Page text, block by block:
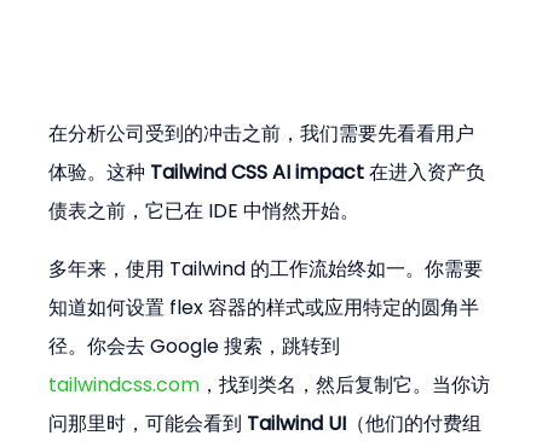
在分析公司受到的冲击之前，我们需要先看看用户
体验。这种 Tailwind CSS AI impact 在进入资产负
债表之前，它已在 IDE 中悄然开始。
多年来，使用 Tailwind 的工作流始终如一。你需要
知道如何设置 flex 容器的样式或应用特定的圆角半
径。你会去 Google 搜索，跳转到
tailwindcss.com ，找到类名，然后复制它。当你访
问那里时，可能会看到 Tailwind UI （他们的付费组